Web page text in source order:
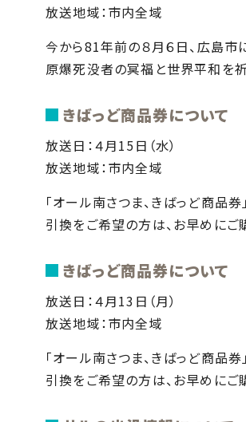
放送地域：市内全域
今から81年前の８月６日、広島市
原爆死没者の冥福と世界平和を祈
きばっど商品券について
放送日：４月15日（水）
放送地域：市内全域
「オール南さつま、きばっど商品
引換をご希望の方は、お早めにご
きばっど商品券について
放送日：４月13日（月）
放送地域：市内全域
「オール南さつま、きばっど商品
引換をご希望の方は、お早めにご